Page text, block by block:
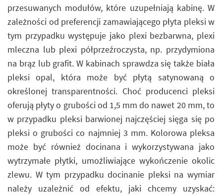
przesuwanych modułów, które uzupełniają kabinę. W
zależności od preferencji zamawiającego płyta pleksi w
tym przypadku występuje jako plexi bezbarwna, plexi
mleczna lub plexi półprzeźroczysta, np. przydymiona
na brąz lub grafit. W kabinach sprawdza się także biała
pleksi opal, która może być płytą satynowaną o
określonej transparentności. Choć producenci pleksi
oferują płyty o grubości od 1,5 mm do nawet 20 mm, to
w przypadku pleksi barwionej najczęściej sięga się po
pleksi o grubości co najmniej 3 mm. Kolorowa pleksa
może być również docinana i wykorzystywana jako
wytrzymałe płytki, umożliwiające wykończenie okolic
zlewu. W tym przypadku docinanie pleksi na wymiar
należy uzależnić od efektu, jaki chcemy uzyskać: